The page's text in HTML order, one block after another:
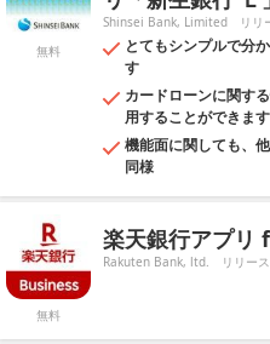
無料
Shinsei Bank, Limited リ
とてもシンプルで分
す
カードローンに関す
用することができます
機能面に関しても、
同様
無料
楽天銀行アプ
Rakuten Bank, ltd. リリー